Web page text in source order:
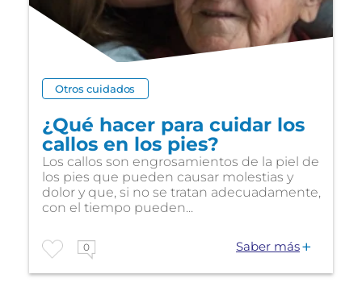
Otros cuidados
¿Qué hacer para cuidar los
callos en los pies?
Los callos son engrosamientos de la piel de
los pies que pueden causar molestias y
dolor y que, si no se tratan adecuadamente,
con el tiempo pueden...
0 Saber más